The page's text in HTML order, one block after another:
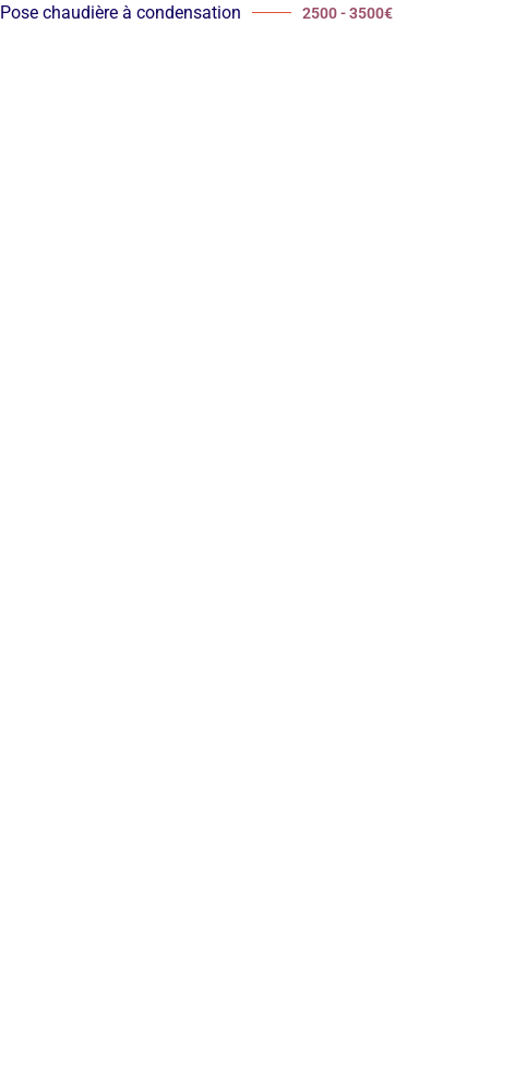
Pose chaudière à condensation 2500 - 3500€